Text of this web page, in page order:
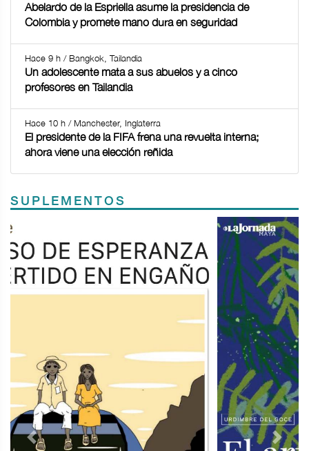
Abelardo de la Espriella asume la presidencia de
Colombia y promete mano dura en seguridad
Hace 9 h / Bangkok, Tailandia
Un adolescente mata a sus abuelos y a cinco
profesores en Tailandia
Hace 10 h / Manchester, Inglaterra
El presidente de la FIFA frena una revuelta interna;
ahora viene una elección reñida
SUPLEMENTOS
Previous Next